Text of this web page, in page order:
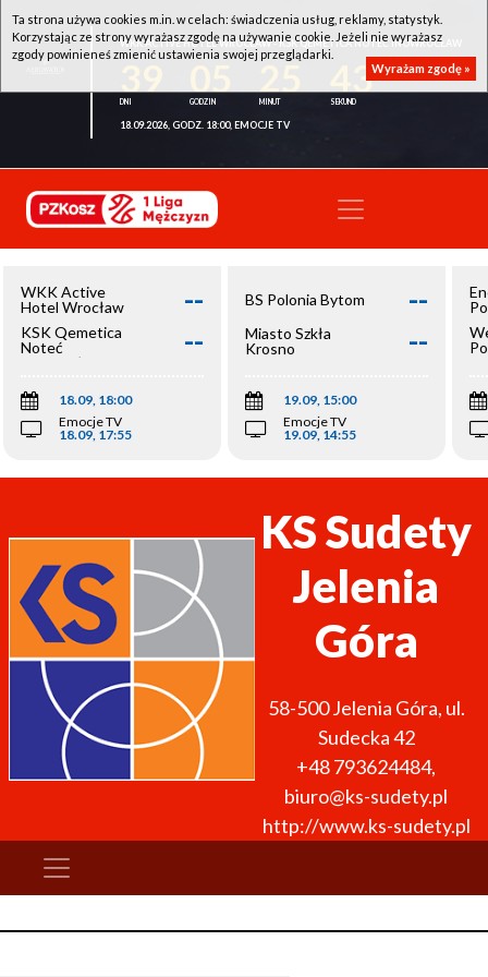
WKK ACTIVE HOTEL WROCŁAW - KSK QEMETICA NOTEĆ INOWROCŁAW
43
18.09.2026, GODZ. 18:00, EMOCJE TV
WKK Active
Hotel Wrocław
--
KSK Qemetica
Noteć
Inowrocław
--
18.09, 18:00
Emocje TV
18.09, 17:55
BS Polonia Bytom --
Miasto Szkła
Krosno
--
19.09, 15:00
Emocje TV
19.09, 14:55
KS Sudety
Jelenia
Góra
58-500 Jelenia Góra, ul.
Sudecka 42
+48 793624484,
biuro@ks-sudety.pl
http://www.ks-sudety.pl
Ta strona używa cookies m.in. w celach: świadczenia usług, reklamy, statystyk.
Korzystając ze strony wyrażasz zgodę na używanie cookie. Jeżeli nie wyrażasz
zgody powinieneś zmienić ustawienia swojej przeglądarki.
Wyrażam zgodę »